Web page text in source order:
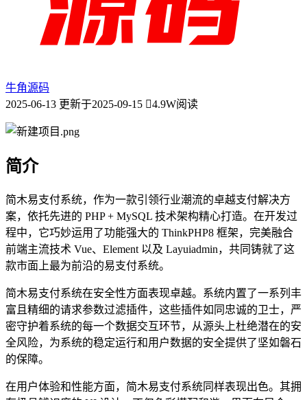
牛角源码
2025-06-13 更新于2025-09-15 4.9W阅读
简介
简木易支付系统，作为一款引领行业潮流的卓越支付解决方
案，依托先进的 PHP + MySQL 技术架构精心打造。在开发过
程中，它巧妙运用了功能强大的 ThinkPHP8 框架，完美融合
前端主流技术 Vue、Element 以及 Layuiadmin，共同铸就了这
款市面上最为前沿的易支付系统。
简木易支付系统在安全性方面表现卓越。系统内置了一系列丰
富且精细的请求参数过滤插件，这些插件如同忠诚的卫士，严
密守护着系统的每一个数据交互环节，从源头上杜绝潜在的安
全风险，为系统的稳定运行和用户数据的安全提供了坚如磐石
的保障。
在用户体验和性能方面，简木易支付系统同样表现出色。其拥